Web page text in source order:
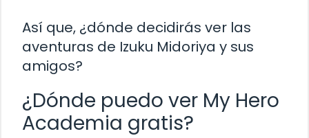
Así que, ¿dónde decidirás ver las
aventuras de Izuku Midoriya y sus
amigos?
¿Dónde puedo ver My Hero
Academia gratis?